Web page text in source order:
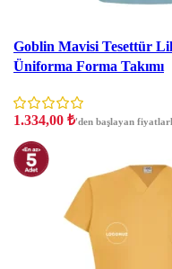
Goblin Mavisi Tesettür
Üniforma Forma Takımı
1.334,00 ₺'den başlayan